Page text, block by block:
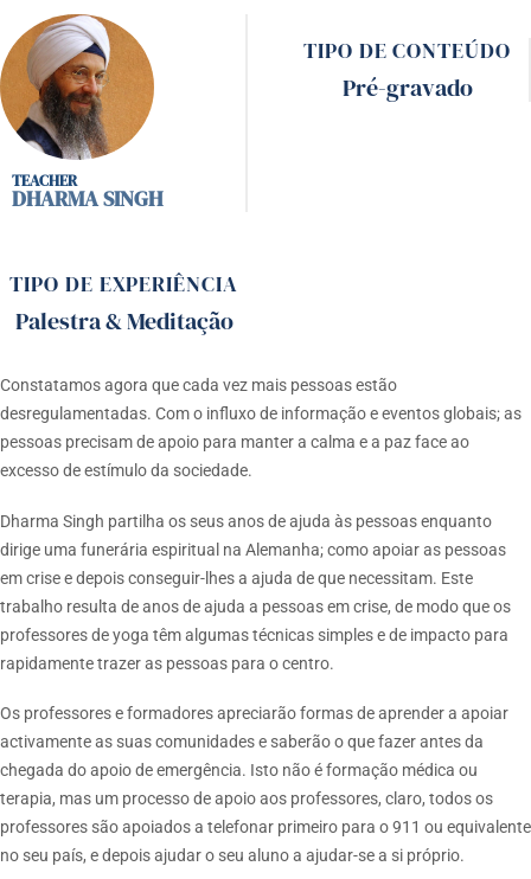
DHARMA SINGH
TIPO DE CONTEÚDO
Pré-gravado
TIPO DE EXPERIÊNCIA
Palestra & Meditação
Constatamos agora que cada vez mais pessoas estão
desregulamentadas. Com o influxo de informação e eventos globais; as
pessoas precisam de apoio para manter a calma e a paz face ao
excesso de estímulo da sociedade.
Dharma Singh partilha os seus anos de ajuda às pessoas enquanto
dirige uma funerária espiritual na Alemanha; como apoiar as pessoas
em crise e depois conseguir-lhes a ajuda de que necessitam. Este
trabalho resulta de anos de ajuda a pessoas em crise, de modo que os
professores de yoga têm algumas técnicas simples e de impacto para
rapidamente trazer as pessoas para o centro.
Os professores e formadores apreciarão formas de aprender a apoiar
activamente as suas comunidades e saberão o que fazer antes da
chegada do apoio de emergência. Isto não é formação médica ou
terapia, mas um processo de apoio aos professores, claro, todos os
professores são apoiados a telefonar primeiro para o 911 ou equivalente
no seu país, e depois ajudar o seu aluno a ajudar-se a si próprio.